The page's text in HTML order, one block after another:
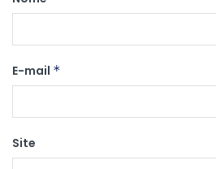
E-mail *
Site